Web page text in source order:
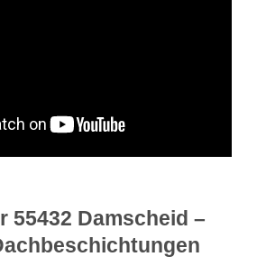
55432 Damscheid –